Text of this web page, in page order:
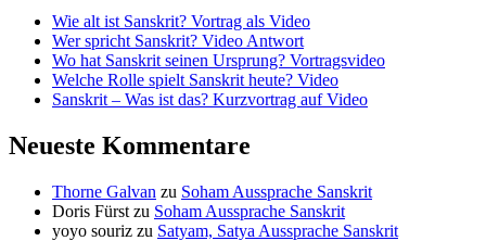
Wie alt ist Sanskrit? Vortrag als Video
Wer spricht Sanskrit? Video Antwort
Wo hat Sanskrit seinen Ursprung? Vortragsvideo
Welche Rolle spielt Sanskrit heute? Video
Sanskrit – Was ist das? Kurzvortrag auf Video
Neueste Kommentare
Thorne Galvan zu Soham Aussprache Sanskrit
Doris Fürst zu Soham Aussprache Sanskrit
yoyo souriz zu Satyam, Satya Aussprache Sanskrit